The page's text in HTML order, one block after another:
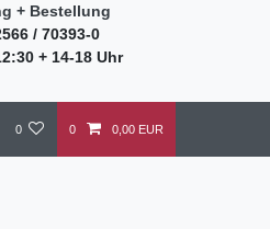
+ Bestellung
/ 70393-0
+ 14-18 Uhr
0 0 0,00 EUR